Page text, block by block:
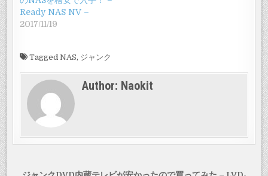
Ready NAS NV –
2017/11/19
TaggedNAS, ジャンク
Author: Naokit